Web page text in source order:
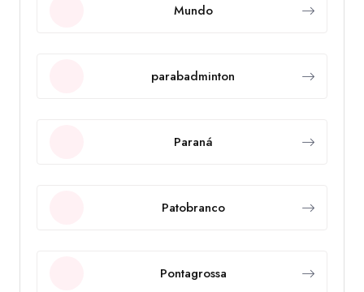
Mundo
parabadminton
Paraná
Patobranco
Pontagrossa